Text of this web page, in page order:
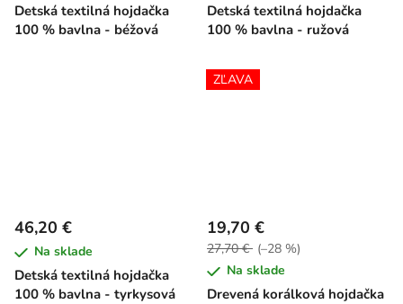
Detská textilná hojdačka
100 % bavlna - béžová
Detská textilná hojdačka
100 % bavlna - ružová
Detská textilná hojdačka
100 % bavlna - tyrkysová
46,20 €
Na sklade
ZĽAVA
Drevená korálková hojdačka
19,70 €
27,70 € (–28 %)
Na sklade